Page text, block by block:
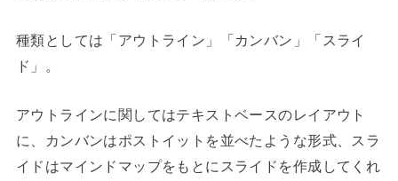
種類としては「アウトライン」「カンバン」「スライ
ド」。
アウトラインに関してはテキストベースのレイアウト
に、カンバンはポストイットを並べたような形式、スラ
イドはマインドマップをもとにスライドを作成してくれ